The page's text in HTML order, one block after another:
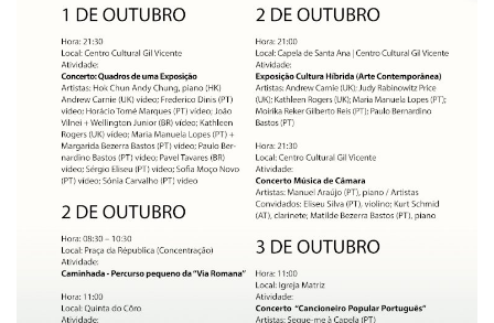
Estatuto Editorial
Saúde
Ficha técnica
Ambiente